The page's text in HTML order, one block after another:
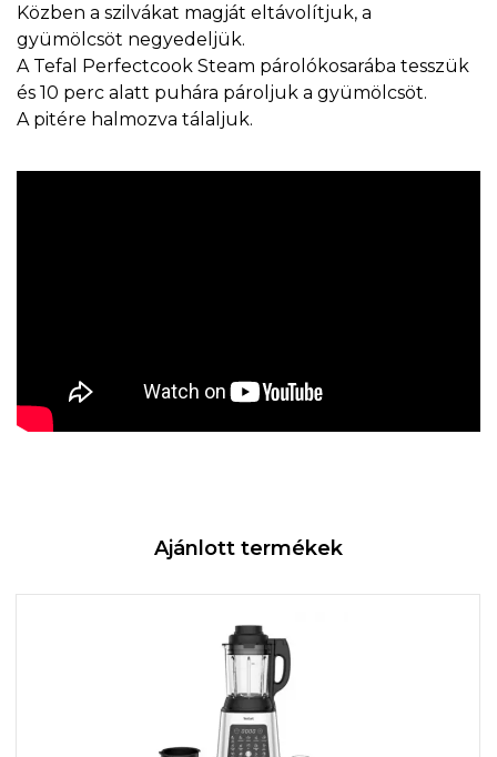
Közben a szilvákat magját eltávolítjuk, a
gyümölcsöt negyedeljük.
A Tefal Perfectcook Steam párolókosarába tesszük
és 10 perc alatt puhára pároljuk a gyümölcsöt.
A pitére halmozva tálaljuk.
Ajánlott termékek